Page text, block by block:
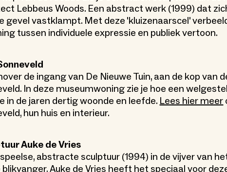
Lebbeus Woods. Een abstract werk (1999) dat
gevel vastklampt. Met deze 'kluizenaarscel'
tussen individuele expressie en publiek vertoon.
de ingang van De Nieuwe Tuin, aan de kop van
In deze museumwoning zie je hoe een
in de jaren dertig woonde en leefde. Lees hier meer
hun huis en interieur.
Auke de Vries
abstracte sculptuur (1994) in de vijver van
Auke de Vries heeft het speciaal voor